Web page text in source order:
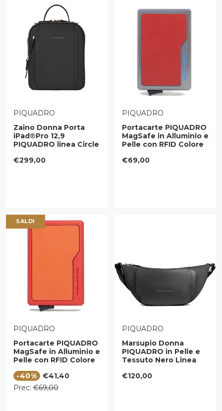
VENDITORE:
PIQUADRO
Zaino Donna Porta
iPad®Pro 12,9
PIQUADRO linea Circle
CA5566W92
Prezzo regolare
€299,00
VENDITORE:
PIQUADRO
Portacarte PIQUADRO
MagSafe in Alluminio e
Pelle con RFID Colore
Prezzo regolare
€69,00
SALDI
VENDITORE:
PIQUADRO
Portacarte PIQUADRO
MagSafe in Alluminio e
Pelle con RFID Colore
PP7072S145R
-40%
Prezzo di vendita
€41,40
Prezzo regolare
Prec: €69,00
VENDITORE:
PIQUADRO
Marsupio Donna
PIQUADRO in Pelle e
Tessuto Nero Linea
Prezzo regolare
€120,00